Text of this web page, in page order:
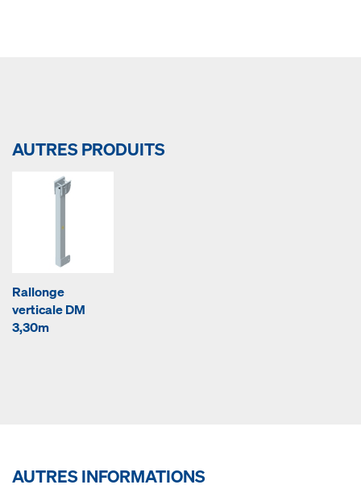
AUTRES PRODUITS
Rallonge
verticale DM
3,30m
AUTRES INFORMATIONS